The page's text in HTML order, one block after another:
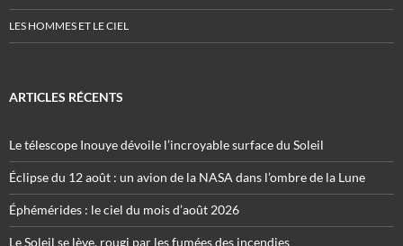
LES HOMMES ET LE CIEL
ARTICLES RÉCENTS
Le télescope Inouye dévoile l’incroyable surface du Soleil
Éclipse du 12 août : un avion de la NASA dans l’ombre de la Lune
Éphémérides : le ciel du mois d’août 2026
Le Soleil se lève, rougi par les fumées des incendies